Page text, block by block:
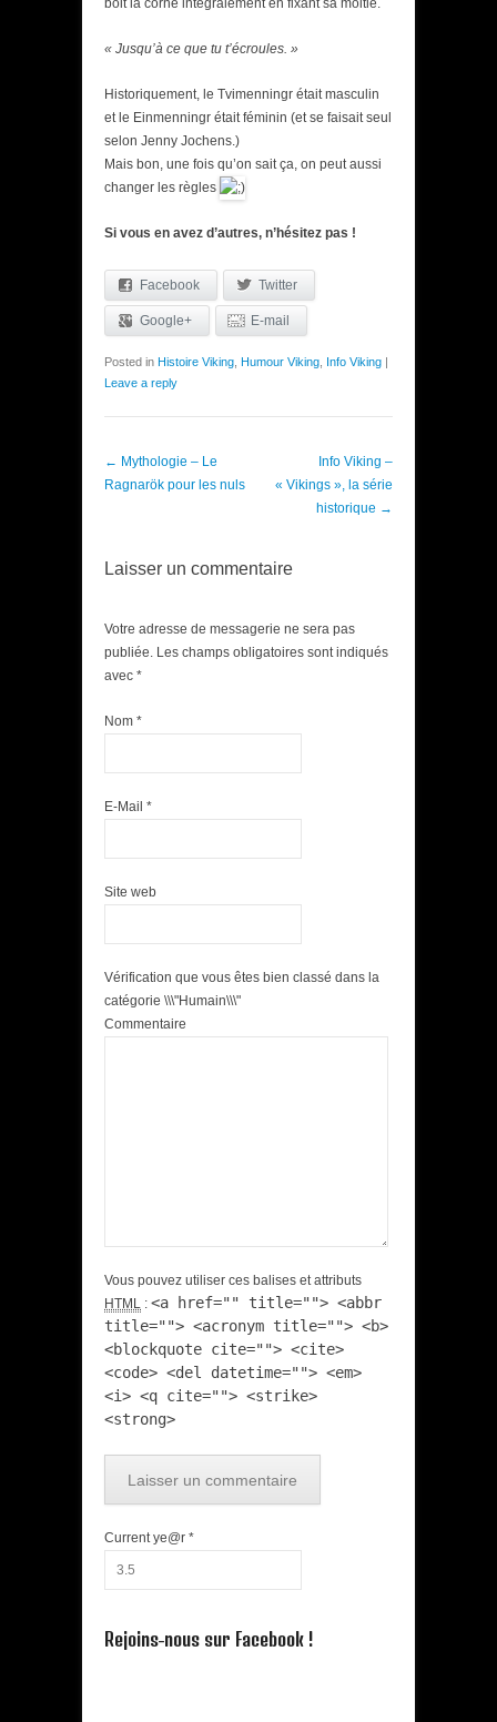
boit la corne intégralement en fixant sa moitié.
« Jusqu’à ce que tu t’écroules. »
Historiquement, le Tvimenningr était masculin
et le Einmenningr était féminin (et se faisait seul
selon Jenny Jochens.)
Mais bon, une fois qu’on sait ça, on peut aussi
changer les règles
Si vous en avez d’autres, n’hésitez pas !
Facebook Twitter
Google+ E-mail
Posted in Histoire Viking Humour Viking Info Viking
Leave a reply
Post navigation
← Mythologie – Le
Ragnarök pour les nuls
Info Viking –
« Vikings », la série
historique →
Laisser un commentaire
Votre adresse de messagerie ne sera pas
publiée. Les champs obligatoires sont indiqués
avec *
Nom *
E-Mail *
Site web
Vérification que vous êtes bien classé dans la
catégorie \\\"Humain\\\"
Commentaire
Vous pouvez utiliser ces balises et attributs
HTML : <a href="" title=""> <abbr
title=""> <acronym title=""> <b>
<blockquote cite=""> <cite>
<code> <del datetime=""> <em>
<i> <q cite=""> <strike>
<strong>
Current ye@r *
Rejoins-nous sur Facebook !